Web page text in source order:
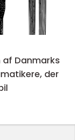
af Danmarks
der